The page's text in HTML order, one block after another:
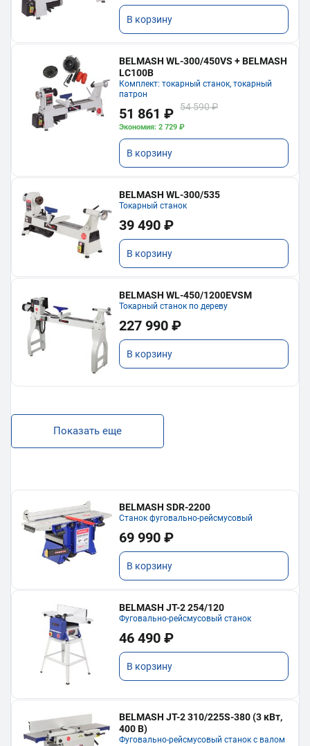
В корзину
BELMASH WL-300/450VS + BELMASH
LC100B
Комплект: токарный станок, токарный
патрон
51 861 ₽ 54 590 ₽
Экономия: 2 729 ₽
В корзину
BELMASH WL-300/535
Токарный станок
39 490 ₽
В корзину
BELMASH WL-450/1200EVSM
Токарный станок по дереву
227 990 ₽
В корзину
Показать еще
BELMASH SDR-2200
Станок фуговально-рейсмусовый
69 990 ₽
В корзину
BELMASH JT-2 254/120
Фуговально-рейсмусовый станок
46 490 ₽
В корзину
BELMASH JT-2 310/225S-380 (3 кВт,
400 В)
Фуговально-рейсмусовый станок с валом